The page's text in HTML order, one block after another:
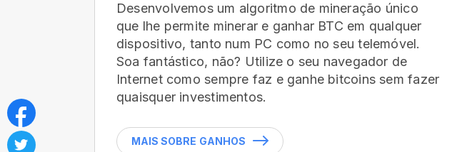
Desenvolvemos um algoritmo de mineração único
que lhe permite minerar e ganhar BTC em qualquer
dispositivo, tanto num PC como no seu telemóvel.
Soa fantástico, não? Utilize o seu navegador de
Internet como sempre faz e ganhe bitcoins sem fazer
quaisquer investimentos.
MAIS SOBRE GANHOS